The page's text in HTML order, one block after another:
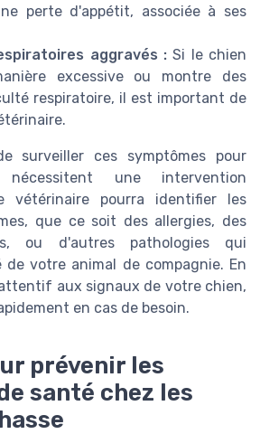
perte d'appétit, associée à ses
aggravés : Si le chien
excessive ou montre des
respiratoire, il est important de
surveiller ces symptômes pour
une intervention
vétérinaire pourra identifier les
que ce soit des allergies, des
ou d'autres pathologies qui
votre animal de compagnie. En
aux signaux de votre chien,
en cas de besoin.
prévenir les
santé chez les